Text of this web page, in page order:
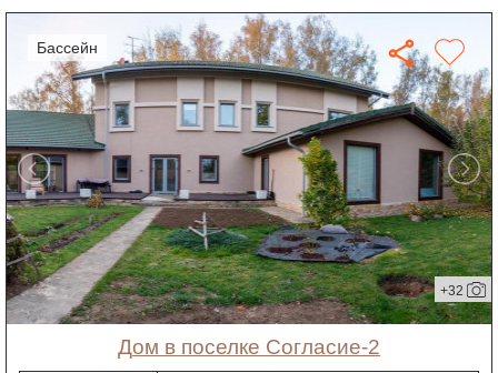
бассейн
+32
дом в поселке Согласие-2